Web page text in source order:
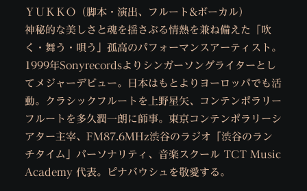
ＹＵＫＫＯ（脚本・演出、フルート&ボーカル）
神秘的な美しさと魂を揺さぶる情熱を兼ね備えた「吹
く・舞う・唄う」孤高のパフォーマンスアーティスト。
1999年Sonyrecordsよりシンガーソングライターとし
てメジャーデビュー。日本はもとよりヨーロッパでも活
動。クラシックフルートを上野星矢、コンテンポラリー
フルートを多久潤一朗に師事。東京コンテンポラリーシ
アター主宰、FM87.6MHz渋谷のラジオ「渋谷のラン
チタイム」パーソナリティ、音楽スクール TCT Music
Academy 代表。ピナバウシュを敬愛する。